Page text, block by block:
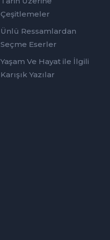
Çeşitlemeler
Ünlü Ressamlardan
Seçme Eserler
Yaşam Ve Hayat ile İlgili
Karışık Yazılar